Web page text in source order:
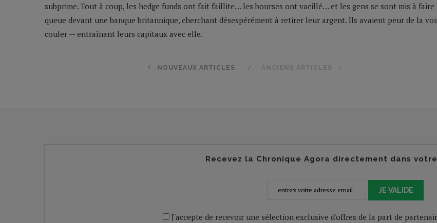
subprime. Tout à coup, les hedge funds ont fait faillite… les bourses ont vacillé… et les gens se sont mis à faire
queue devant une banque britannique, cherchant désespérément à retirer leur argent. Ils avaient peur de la
couler — entraînant leurs capitaux avec elle.
NOUVEAUX ARTICLES ANCIENS ARTICLES
Recevez la Chronique Agora directement dans
JE VALIDE
J'accepte de recevoir une sélection exclusive d'offres de la part de